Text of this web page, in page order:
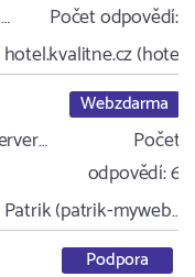
Počet odpovědí:
hotel.kvalitne.cz (hotel…
Webzdarma
Počet
odpovědí:6
Patrik (patrik-myweb…
Podpora